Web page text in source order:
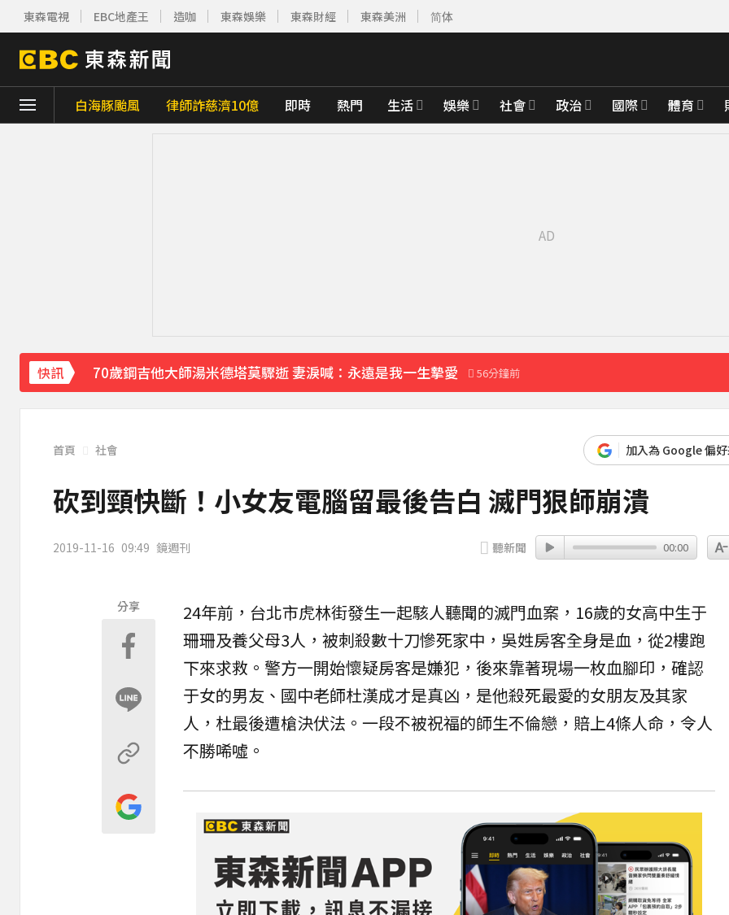
東森電視 EBC地產王 造咖 東森娛樂 東森財經 東森美洲 简体
白海豚颱風 律師詐慈濟10億 即時 熱門 生活 娛樂 社會 政治 國際 體育
快訊
70歲鋼吉他大師湯米德塔莫驟逝 妻淚喊：永遠是我一生摯愛
56分鐘前
姜厚任小24歲女友「3碩1博」造假？ 台大回應了
下載東森App，隨時掌握天下大小事！
熊本強震！台灣送帳篷成搶手物資 日網讚：比政府還快
29分鐘前
首頁 社會 加入為 Google 偏
砍到頸快斷！小女友電腦留最後告白 滅門狠師崩潰
2019-11-16 09:49 鏡週刊 聽新聞 00:00
分享 24年前，台北市虎林街發生一起駭人聽聞的滅門血案，16歲的女高中生于
珊珊及養父母3人，被刺殺數十刀慘死家中，吳姓房客全身是血，從2樓跑
下來求救。警方一開始懷疑房客是嫌犯，後來靠著現場一枚血腳印 ，確認
于女的男友、國中老師杜漢成才是真凶，是他殺死最愛的女朋友及其家
人，杜最後遭槍決伏法。一段不被祝福的師生不倫戀，賠上4條人命，令人
不勝唏噓。